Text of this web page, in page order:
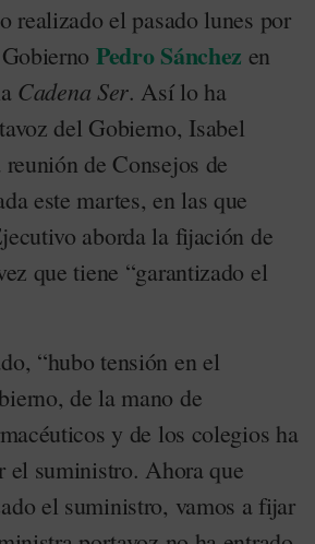
realizado el pasado lunes por
Pedro Sánchez en
Cadena Ser. Así lo ha
del Gobierno, Isabel
de Consejos de
este martes, en las que
aborda la fijación de
que tiene “garantizado el
“hubo tensión en el
de la mano de
y de los colegios ha
el suministro. Ahora que
el suministro, vamos a fijar